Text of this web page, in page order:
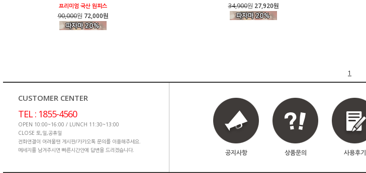
프리미엄 국산 원피스
90,000원 72,000원
34,900원 27,920원
1
CUSTOMER CENTER
TEL : 1855-4560
OPEN 10:00~16:00 / LUNCH 11:30~13:00
CLOSE 토,일,공휴일
전화연결이 어려울땐 게시판/카카오톡 문의를 이용해주세요.
메세지를 남겨주시면 빠른시간안에 답변을 드리겠습니다.
공지사항 상품문의 사용후기